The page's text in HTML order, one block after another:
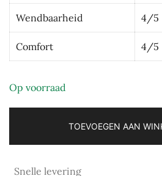
Wendbaarheid 4/5
Comfort 4/5
Op voorraad
TOEVOEGEN AAN
Snelle levering